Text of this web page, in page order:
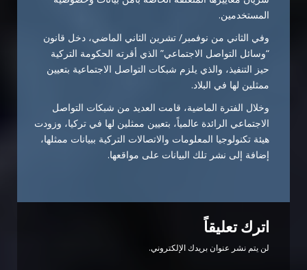
المستخدمين.
وفي الثاني من نوفمبر/ تشرين الثاني الماضي، دخل قانون
“وسائل التواصل الاجتماعي” الذي أقرته الحكومة التركية
حيز التنفيذ، والذي يلزم شبكات التواصل الاجتماعية بتعيين
ممثلين لها في البلاد.
وخلال الفترة الماضية، قامت العديد من شبكات التواصل
الاجتماعي الرائدة عالمياً، بتعيين ممثلين لها في تركيا، وزودت
هيئة تكنولوجيا المعلومات والاتصالات التركية ببيانات ممثلها،
إضافة إلى نشر تلك البيانات على مواقعها.
اترك تعليقاً
لن يتم نشر عنوان بريدك الإلكتروني.